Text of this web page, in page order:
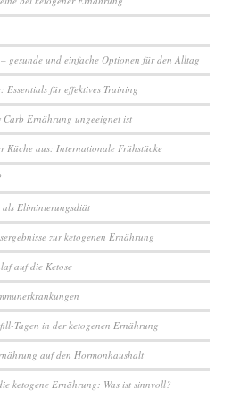
gesunde und einfache Optionen für den Alltag
Essentials für effektives Training
Carb Ernährung ungeeignet ist
Küche aus: Internationale Frühstücke
Eliminierungsdiät
zur ketogenen Ernährung
auf die Ketose
Tagen in der ketogenen Ernährung
auf den Hormonhaushalt
ketogene Ernährung: Was ist sinnvoll?